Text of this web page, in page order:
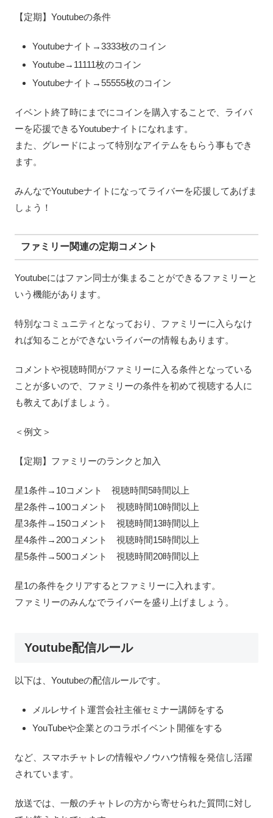
【定期】Youtubeの条件
Youtubeナイト→3333枚のコイン
Youtube→11111枚のコイン
Youtubeナイト→55555枚のコイン
イベント終了時にまでにコインを購入することで、ライバ
ーを応援できるYoutubeナイトになれます。
また、グレードによって特別なアイテムをもらう事もでき
ます。
みんなでYoutubeナイトになってライバーを応援してあげま
しょう！
ファミリー関連の定期コメント
Youtubeにはファン同士が集まることができるファミリーと
いう機能があります。
特別なコミュニティとなっており、ファミリーに入らなけ
れば知ることができないライバーの情報もあります。
コメントや視聴時間がファミリーに入る条件となっている
ことが多いので、ファミリーの条件を初めて視聴する人に
も教えてあげましょう。
＜例文＞
【定期】ファミリーのランクと加入
星1条件→10コメント 視聴時間5時間以上
星2条件→100コメント 視聴時間10時間以上
星3条件→150コメント 視聴時間13時間以上
星4条件→200コメント 視聴時間15時間以上
星5条件→500コメント 視聴時間20時間以上
星1の条件をクリアするとファミリーに入れます。
ファミリーのみんなでライバーを盛り上げましょう。
Youtube配信ルール
以下は、Youtubeの配信ルールです。
メルレサイト運営会社主催セミナー講師をする
YouTubeや企業とのコラボイベント開催をする
など、スマホチャトレの情報やノウハウ情報を発信し活躍
されています。
放送では、一般のチャトレの方から寄せられた質問に対し